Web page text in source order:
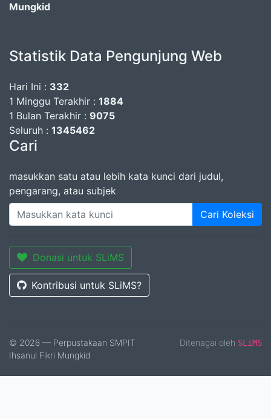
Mungkid
Statistik Data Pengunjung Web
Hari Ini : 332
1 Minggu Terakhir : 1884
1 Bulan Terakhir : 9075
Seluruh : 1345462
Cari
masukkan satu atau lebih kata kunci dari judul,
pengarang, atau subjek
Cari Koleksi
Donasi untuk SLiMS
Kontribusi untuk SLiMS?
© 2026 — Perpustakaan SMPIT
Ihsanul Fikri Mungkid
Ditenagai oleh SLiMS